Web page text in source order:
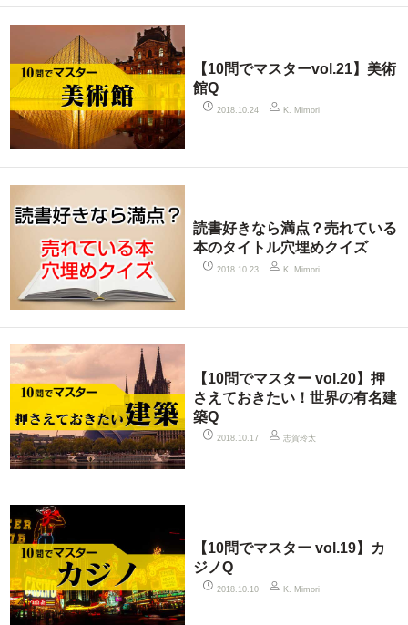
【10問でマスターvol.21】美術
館Q
2018.10.24 K. Mimori
読書好きなら満点？売れている
本のタイトル穴埋めクイズ
2018.10.23 K. Mimori
【10問でマスター vol.20】押
さえておきたい！世界の有名建
築Q
2018.10.17 志賀玲太
【10問でマスター vol.19】カ
ジノQ
2018.10.10 K. Mimori